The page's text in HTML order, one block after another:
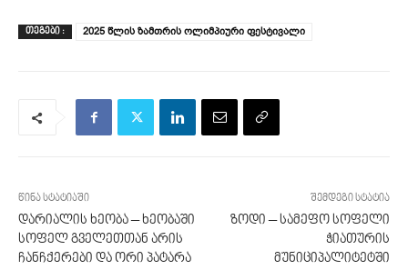
ᲗᲔᲒᲔᲑᲘ : 2025 წლის ზამთრის ოლიმპიური ფესტივალი
წინა სტატიაში
დარიალის ხეობა – ხეობაში
სოფელ გველეთთან არის
ჩანჩქერები და ორი პატარა
შემდეგი სტატია
ზოდი – სამეფო სოფელი
ჭიათურის
მუნიციპალიტეტში